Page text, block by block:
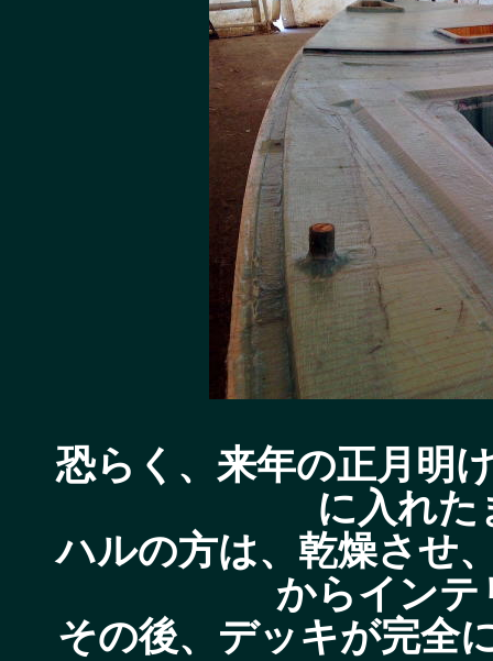
恐らく、来年の正月明
に入れ
ハルの方は、乾燥させ
からイン
その後、デッキが完全